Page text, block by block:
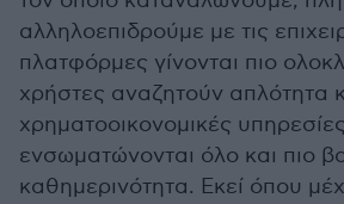
αλληλοεπιδρούμε με τις
πλατφόρμες γίνονται πιο
χρήστες αναζητούν απλότητα
χρηματοοικονομικές
ενσωματώνονται όλο και πιο
καθημερινότητα. Εκεί όπου